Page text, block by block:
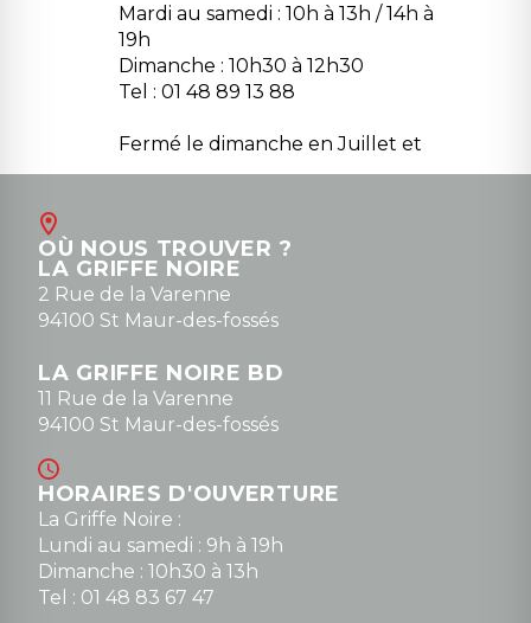
Mardi au samedi : 10h à 13h / 14h à
19h
Dimanche : 10h30 à 12h30
Tel : 01 48 89 13 88
Fermé le dimanche en Juillet et
Août
contact@la-griffe-noire.com
0148836747
OÙ NOUS TROUVER ?
LA GRIFFE NOIRE
2 Rue de la Varenne
94100 St Maur-des-fossés
LA GRIFFE NOIRE BD
11 Rue de la Varenne
94100 St Maur-des-fossés
HORAIRES D'OUVERTURE
La Griffe Noire :
Lundi au samedi : 9h à 19h
Dimanche : 10h30 à 13h
Tel : 01 48 83 67 47